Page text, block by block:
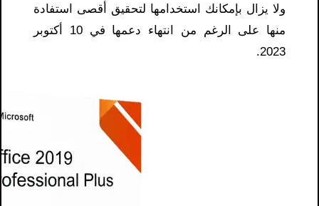
ولا يزال بإمكانك استخدامها لتحقيق أقصى استفادة
منها على الرغم من انتهاء دعمها في 10 أكتوبر
2023.